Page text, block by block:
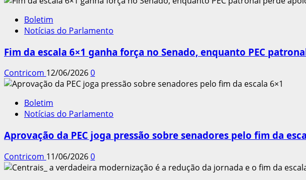
Boletim
Notícias do Parlamento
Fim da escala 6×1 ganha força no Senado, enquanto PEC
Contricom 12/06/20260
Boletim
Notícias do Parlamento
Aprovação da PEC joga pressão sobre senadores pelo fim da
Contricom 11/06/20260